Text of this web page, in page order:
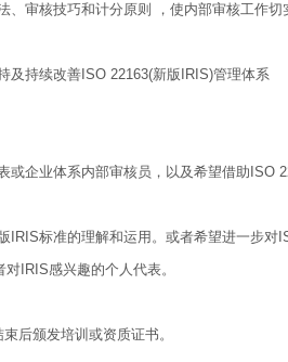
、审核技巧和计分原则 ，使内部审核工作
及持续改善ISO 22163(新版IRIS)管理体系
或企业体系内部审核员，以及希望借助ISO
标准的理解和运用。或者希望进一步对
IRIS感兴趣的个人代表。
后颁发培训或资质证书。